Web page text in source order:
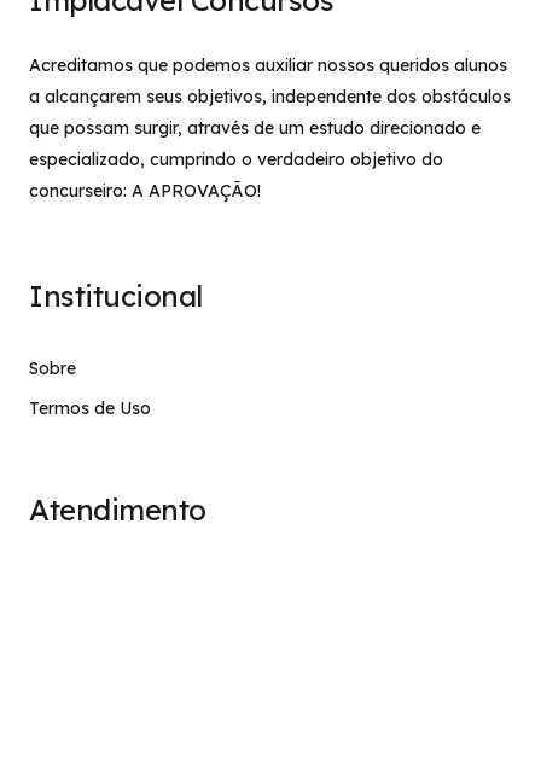
Acreditamos que podemos auxiliar nossos queridos alunos
a alcançarem seus objetivos, independente dos obstáculos
que possam surgir, através de um estudo direcionado e
especializado, cumprindo o verdadeiro objetivo do
concurseiro: A APROVAÇÃO!
Institucional
Sobre
Termos de Uso
Atendimento